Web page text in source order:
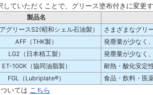
していただくことで、グリース塗布付きに変更
製品名
グリースS2(昭和シェル石油製）
さまざまなグリ
AFF（THK製）
発塵量が少なく
LG2（日本精工製）
発塵量が少なく
ET-100K（協同油脂製）
耐熱・酸化安定
FGL（Lubriplate®） 食品・飲料・医
いては こちら